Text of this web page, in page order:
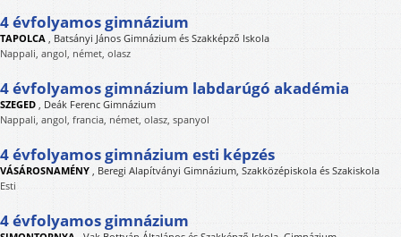
4 évfolyamos gimnázium
TAPOLCA , Batsányi János Gimnázium és Szakképző Iskola
Nappali, angol, német, olasz
4 évfolyamos gimnázium labdarúgó akadémia
SZEGED , Deák Ferenc Gimnázium
Nappali, angol, francia, német, olasz, spanyol
4 évfolyamos gimnázium esti képzés
VÁSÁROSNAMÉNY , Beregi Alapítványi Gimnázium, Szakközépiskola és Szakiskola
Esti
4 évfolyamos gimnázium